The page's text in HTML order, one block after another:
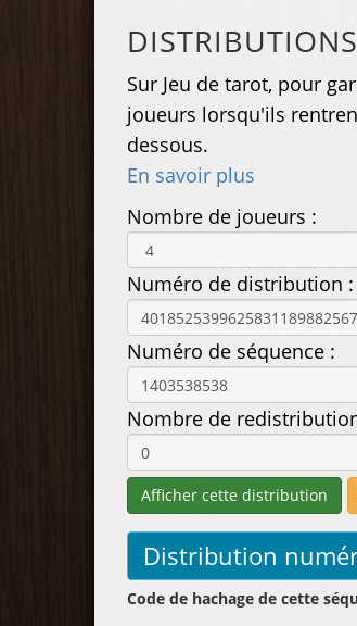
DISTRIBUTIONS
Sur Jeu de tarot, pour
joueurs lorsqu'ils
dessous.
En savoir plus
Nombre de joueurs :
Numéro de distribution :
Numéro de séquence :
Nombre de
Code de hachage de cette